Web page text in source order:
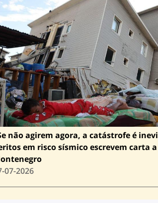
não agirem agora, a catástrofe é
em risco sísmico escrevem carta a
07-2026